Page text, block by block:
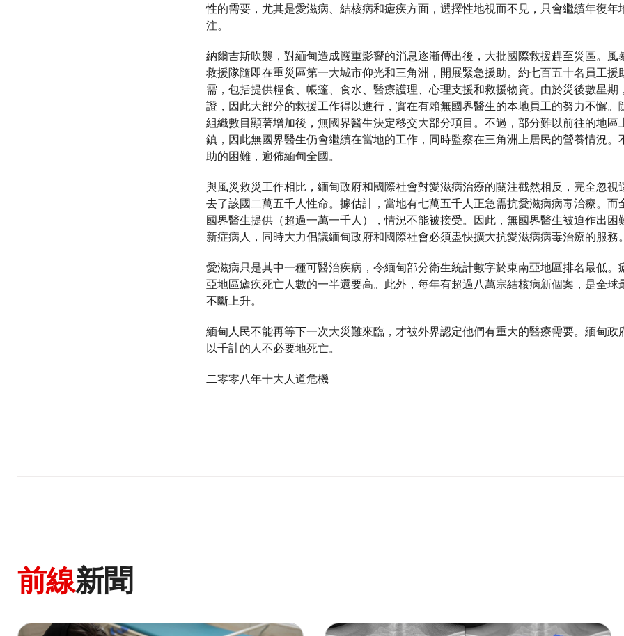
性的需要，尤其是愛滋病、結核病和瘧疾方面，選擇性地視而不見，只會繼續年復
注。
納爾吉斯吹襲，對緬甸造成嚴重影響的消息逐漸傳出後，大批國際救援趕至災區。
救援隊隨即在重災區第一大城市仰光和三角洲，開展緊急援助。約七百五十名員工
需，包括提供糧食、帳篷、食水、醫療護理、心理支援和救援物資。由於災後數星
證，因此大部分的救援工作得以進行，實在有賴無國界醫生的本地員工的努力不懈
組織數目顯著增加後，無國界醫生決定移交大部分項目。不過，部分難以前往的地
鎮，因此無國界醫生仍會繼續在當地的工作，同時監察在三角洲上居民的營養情況
助的困難，遍佈緬甸全國。
與風災救災工作相比，緬甸政府和國際社會對愛滋病治療的關注截然相反，完全忽
去了該國二萬五千人性命。據估計，當地有七萬五千人正急需抗愛滋病病毒治療。
國界醫生提供（超過一萬一千人），情況不能被接受。因此，無國界醫生被迫作出
新症病人，同時大力倡議緬甸政府和國際社會必須盡快擴大抗愛滋病病毒治療的服務
愛滋病只是其中一種可醫治疾病，令緬甸部分衛生統計數字於東南亞地區排名最低
亞地區瘧疾死亡人數的一半還要高。此外，每年有超過八萬宗結核病新個案，是全
不斷上升。
緬甸人民不能再等下一次大災難來臨，才被外界認定他們有重大的醫療需要。緬甸
以千計的人不必要地死亡。
二零零八年十大人道危機
前線新聞